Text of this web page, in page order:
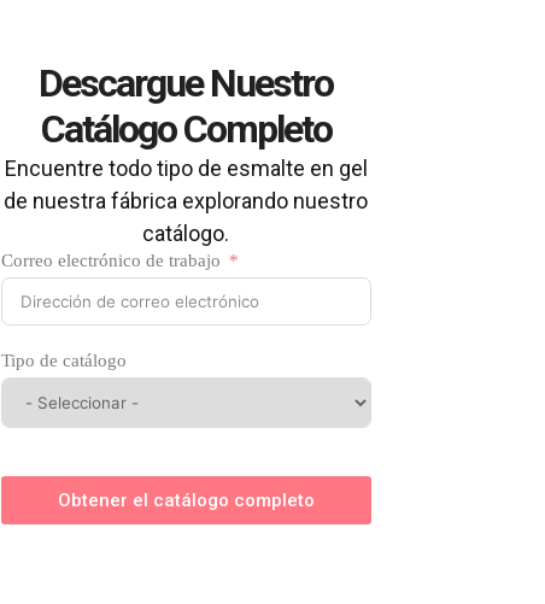
Descargue Nuestro
Catálogo Completo
Encuentre todo tipo de esmalte en gel
de nuestra fábrica explorando nuestro
catálogo.
Correo electrónico de trabajo
Tipo de catálogo
Obtener el catálogo completo